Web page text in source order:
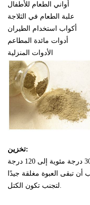
أواني الطعام للأطفال
أدوات مائدة المطاعم
الأدوات المنزلية
تخزين:
درجة حرارة المسحوق تتراوح من -30 درجة مئوية إلى 120 درجة
أن تبقى العبوة مغلقة جيدًا